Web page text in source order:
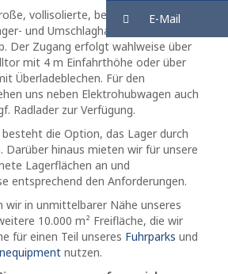
vollisolierte, beheizte und
und Umschlaghalle rundet unser
Der Zugang erfolgt wahlweise über
mit 4 m Einfahrthöhe oder über
Überladeblechen. Für den
uns neben Elektrohubwagen auch
Radlader zur Verfügung.
die Option, das Lager durch
Darüber hinaus mieten wir für unsere
Lagerflächen an und
entsprechend den Anforderungen.
wir in unmittelbarer Nähe unseres
10.000 m² Freifläche, die wir
für einen Teil unseres Fuhrparks und
nutzen.
E-Mail